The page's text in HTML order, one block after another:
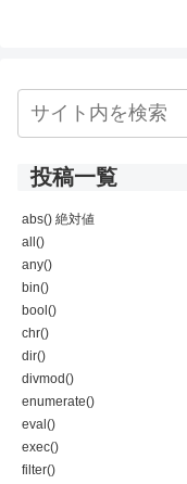
投稿一覧
abs() 絶対値
all()
any()
bin()
bool()
chr()
dir()
divmod()
enumerate()
eval()
exec()
filter()